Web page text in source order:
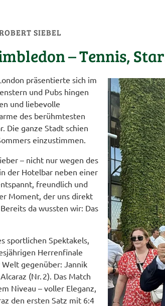
SIEBEL
– Tennis,
präsentierte sich im
und Pubs hingen
und liebevolle
des berühmtesten
Die ganze Stadt schien
einzustimmen.
– nicht nur wegen des
der Hotelbar neben einer
freundlich und
Moment, der uns direkt
da wussten wir: Das
sportlichen Spektakels,
Herrenfinale
gegenüber: Jannik
(Nr. 2). Das Match
Niveau – voller Eleganz,
den ersten Satz mit 6:4